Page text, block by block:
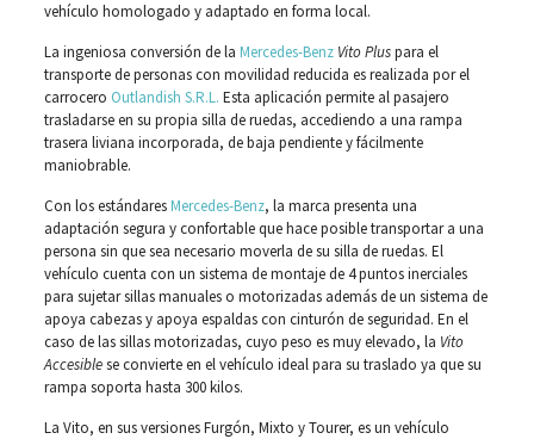
vehículo homologado y adaptado en forma local.
La ingeniosa conversión de la Mercedes-Benz Vito Pluspara el
transporte de personas con movilidad reducida es realizada por el
carrocero Outlandish S.R.L. Esta aplicación permite al pasajero
trasladarse en su propia silla de ruedas, accediendo a una rampa
trasera liviana incorporada, de baja pendiente y fácilmente
maniobrable.
Con los estándaresMercedes-Benz, la marca presenta una
adaptación segura y confortable que hace posible transportar a una
persona sin que sea necesario moverla de su silla de ruedas. El
vehículo cuenta con un sistema de montaje de 4 puntos inerciales
para sujetar sillas manuales o motorizadas además de un sistema de
apoya cabezas y apoya espaldas con cinturón de seguridad. En el
caso de las sillas motorizadas, cuyo peso es muy elevado, la Vito
Accesiblese convierte en el vehículo ideal para su traslado ya que su
rampa soporta hasta 300 kilos.
La Vito, en sus versiones Furgón, Mixto y Tourer, es un vehículo